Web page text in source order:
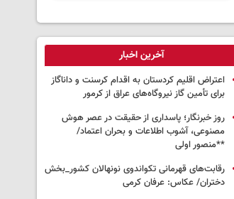
آخرین اخبار
اعتراض اقلیم کردستان به اقدام کرسنت و داناگاز
برای تأمین گاز نیروگاه‌های عراق از کرمور
روز خبرنگار؛ پاسداری از حقیقت در عصر هوش
مصنوعی، آشوب اطلاعات و بحران اعتماد/
**منصور اولی
رقابت‌های قهرمانی تکواندوی نونهالان کشور_بخش
دختران/ عکاس: عرفان کرمی